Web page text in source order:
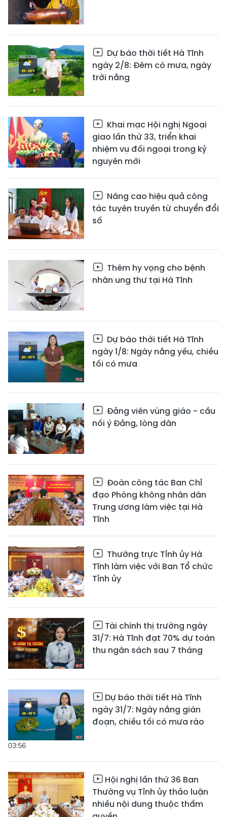
Dự báo thời tiết Hà Tĩnh
ngày 2/8: Đêm có mưa, ngày
trời nắng
Khai mạc Hội nghị Ngoại
giao lần thứ 33, triển khai
nhiệm vụ đối ngoại trong kỷ
nguyên mới
Nâng cao hiệu quả công
tác tuyên truyền từ chuyển đổi
số
Thêm hy vọng cho bệnh
nhân ung thư tại Hà Tĩnh
Dự báo thời tiết Hà Tĩnh
ngày 1/8: Ngày nắng yếu, chiều
tối có mưa
Đảng viên vùng giáo - cầu
nối ý Đảng, lòng dân
Đoàn công tác Ban Chỉ
đạo Phòng không nhân dân
Trung ương làm việc tại Hà
Tĩnh
Thường trực Tỉnh ủy Hà
Tĩnh làm việc với Ban Tổ chức
Tỉnh ủy
Tài chính thị trường ngày
31/7: Hà Tĩnh đạt 70% dự toán
thu ngân sách sau 7 tháng
03:56
Dự báo thời tiết Hà Tĩnh
ngày 31/7: Ngày nắng gián
đoạn, chiều tối có mưa rào
Hội nghị lần thứ 36 Ban
Thường vụ Tỉnh ủy thảo luận
nhiều nội dung thuộc thẩm